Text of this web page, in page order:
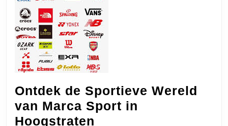
Ontdek de Sportieve Wereld
van Marca Sport in
Hoogstraten